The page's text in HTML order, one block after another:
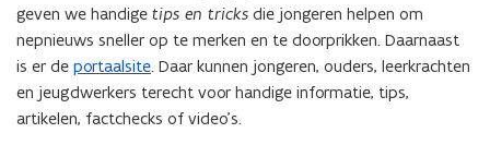
geven we handige tips en tricks die jongeren helpen om
nepnieuws sneller op te merken en te doorprikken. Daarnaast
is er de portaalsite. Daar kunnen jongeren, ouders, leerkrachten
en jeugdwerkers terecht voor handige informatie, tips,
artikelen, factchecks of video’s.